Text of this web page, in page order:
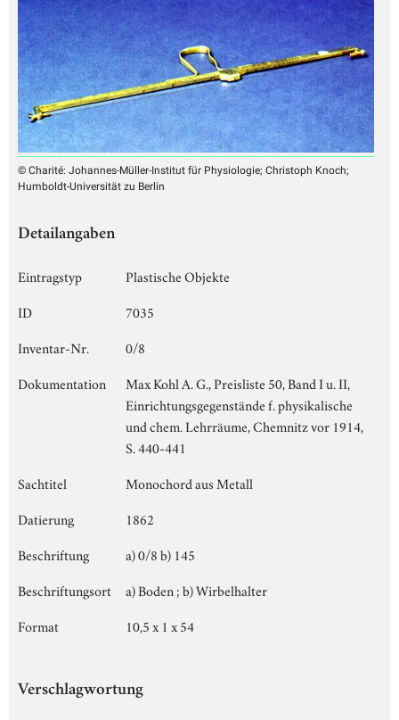
© Charité: Johannes-Müller-Institut für Physiologie; Christoph Knoch;
Humboldt-Universität zu Berlin
Detailangaben
Eintragstyp
Plastische Objekte
ID
7035
Inventar-Nr.
0/8
Dokumentation
Max Kohl A. G., Preisliste 50, Band I u. II,
Einrichtungsgegenstände f. physikalische
und chem. Lehrräume, Chemnitz vor 1914,
S. 440-441
Sachtitel
Monochord aus Metall
Datierung
1862
Beschriftung
a) 0/8 b) 145
Beschriftungsort
a) Boden ; b) Wirbelhalter
Format
10,5 x 1 x 54
Verschlagwortung